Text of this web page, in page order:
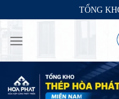
to
content
TỔNG